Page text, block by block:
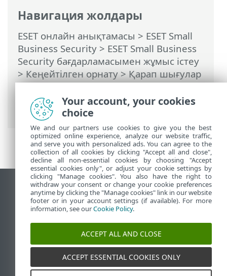
Навигация жолдары
ESET онлайн анықтамасы > ESET Small
Business Security > ESET Small Business
Security бағдарламасымен жұмыс істеу
> Кеңейтілген орнату>Қарап шығулар
>Ерекшеліктер>Өнімділік
ерекшеліктері > Жол ерекшелігінің
пішімі
Жұмыс үстеліндегі сайтты қарау
End of Life
ESET білім қоры
ESET форумы
ESET Status Portal
Аймақтық қолдау
Your account, your cookies
choice
We and our partners use cookies to give you the best
optimized online experience, analyze our website traffic,
and serve you with personalized ads. You can agree to the
collection of all cookies by clicking "Accept all and close",
decline all non-essential cookies by choosing "Accept
essential cookies only", or adjust your cookie settings by
clicking "Manage cookies". You also have the right to
withdraw your consent or change your cookie preferences
anytime by clicking the "Manage cookies" link in our website
footer or in your account settings (if available). For more
information, see ourCookie Policy.
ACCEPT ALL AND CLOSE
ACCEPT ESSENTIAL COOKIES ONLY